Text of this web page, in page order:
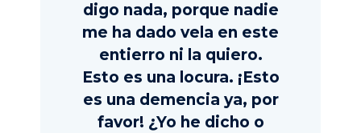
digo nada, porque nadie
me ha dado vela en este
entierro ni la quiero.
Esto es una locura. ¡Esto
es una demencia ya, por
favor! ¿Yo he dicho o